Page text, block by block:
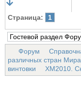
Страница: 1
Форум
различных стран Мира
винтовки
ХМ2010.